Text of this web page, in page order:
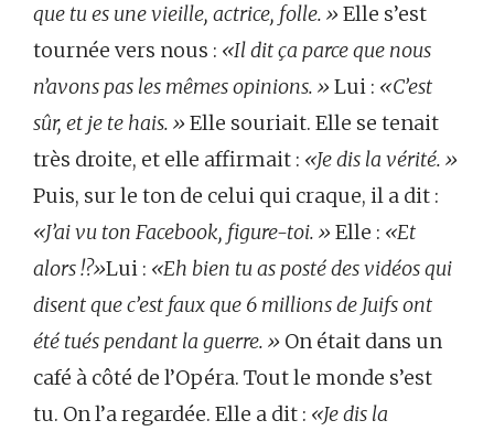
que tu es une vieille, actrice, folle.»Elle s’est
tournée vers nous : «Il dit ça parce que nous
n’avons pas les mêmes opinions.»Lui : «C’est
sûr, et je te hais.»Elle souriait. Elle se tenait
très droite, et elle affirmait : «Je dis la vérité.»
Puis, sur le ton de celui qui craque, il a dit :
«J’ai vu ton Facebook, figure-toi.»Elle : «Et
alors !?»Lui : «Eh bien tu as posté des vidéos qui
disent que c’est faux que 6 millions de Juifs ont
été tués pendant la guerre.» On était dans un
café à côté de l’Opéra. Tout le monde s’est
tu. On l’a regardée. Elle a dit : «Je dis la